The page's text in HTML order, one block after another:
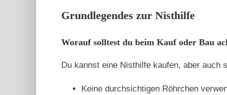
Grundlegendes zur Nisthilfe
Worauf solltest du beim Kauf oder Bau
Du kannst eine Nisthilfe kaufen, aber auch
Keine durchsichtigen Röhrchen